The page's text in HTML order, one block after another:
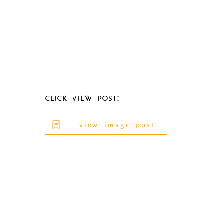
click_view_post:
view_image_post